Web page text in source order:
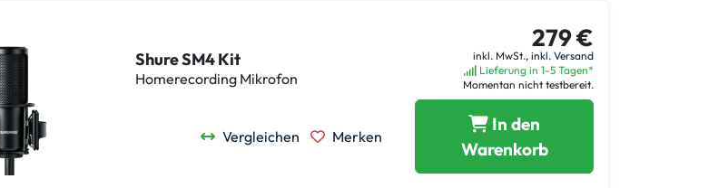
Shure SM4 Kit
Homerecording Mikrofon
279 €
inkl. MwSt., inkl. Versand
Lieferung in 1-5 Tagen*
Momentan nicht testbereit.
Vergleichen Merken
In den
Warenkorb